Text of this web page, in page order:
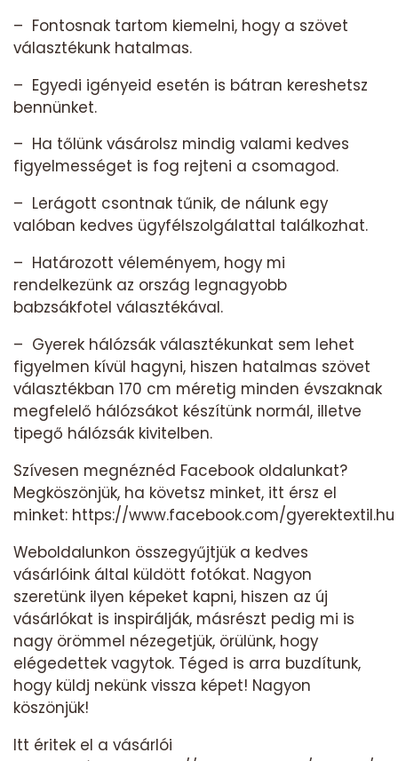
– Fontosnak tartom kiemelni, hogy a szövet
választékunk hatalmas.
– Egyedi igényeid esetén is bátran kereshetsz
bennünket.
– Ha tőlünk vásárolsz mindig valami kedves
figyelmességet is fog rejteni a csomagod.
– Lerágott csontnak tűnik, de nálunk egy
valóban kedves ügyfélszolgálattal találkozhat.
– Határozott véleményem, hogy mi
rendelkezünk az ország legnagyobb
babzsákfotel választékával.
– Gyerek hálózsák választékunkat sem lehet
figyelmen kívül hagyni, hiszen hatalmas szövet
választékban 170 cm méretig minden évszaknak
megfelelő hálózsákot készítünk normál, illetve
tipegő hálózsák kivitelben.
Szívesen megnéznéd Facebook oldalunkat?
Megköszönjük, ha követsz minket, itt érsz el
minket: https://www.facebook.com/gyerektextil.hu
Weboldalunkon összegyűjtjük a kedves
vásárlóink által küldött fotókat. Nagyon
szeretünk ilyen képeket kapni, hiszen az új
vásárlókat is inspirálják, másrészt pedig mi is
nagy örömmel nézegetjük, örülünk, hogy
elégedettek vagytok. Téged is arra buzdítunk,
hogy küldj nekünk vissza képet! Nagyon
köszönjük!
Itt éritek el a vásárlói